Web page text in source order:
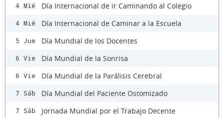
4 Mié Día Internacional de ir Caminando al Colegio
4 Mié Día Internacional de Caminar a la Escuela
5 Jue Día Mundial de los Docentes
6 Vie Día Mundial de la Sonrisa
6 Vie Día Mundial de la Parálisis Cerebral
7 Sáb Día Mundial del Paciente Ostomizado
7 Sáb Jornada Mundial por el Trabajo Decente